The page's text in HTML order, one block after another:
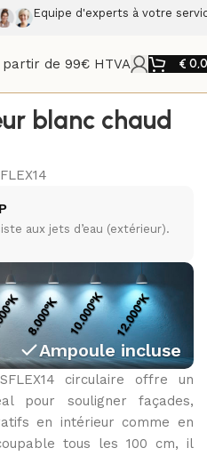
Equipe d'experts à votre
de 99€ HTVA €
blanc chaud
aux jets d’eau (extérieur).
Ampoule incluse
circulaire offre un
pour souligner façades,
en intérieur comme en
tous les 100 cm, il